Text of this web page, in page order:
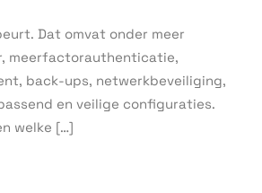
Dat omvat onder meer
meerfactorauthenticatie,
back-ups, netwerkbeveiliging,
en veilige configuraties.
welke […]